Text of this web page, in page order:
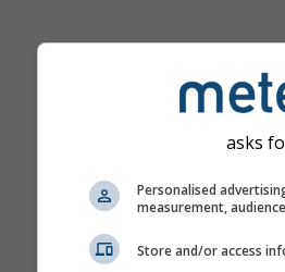
asks
Personalised
measurement,
Store and/or access